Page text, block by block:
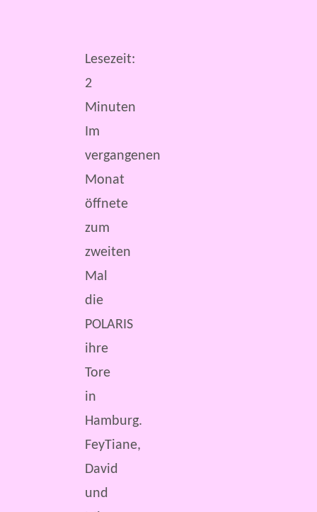
Lesezeit:
2
Minuten
Im
vergangenen
Monat
öffnete
zum
zweiten
Mal
die
POLARIS
ihre
Tore
in
Hamburg.
FeyTiane,
David
und